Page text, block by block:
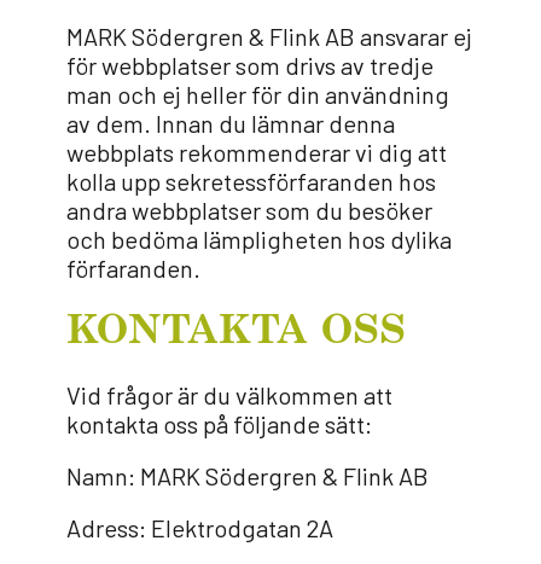
MARK Södergren & Flink AB ansvarar ej
för webbplatser som drivs av tredje
man och ej heller för din användning
av dem. Innan du lämnar denna
webbplats rekommenderar vi dig att
kolla upp sekretessförfaranden hos
andra webbplatser som du besöker
och bedöma lämpligheten hos dylika
förfaranden.
KONTAKTA OSS
Vid frågor är du välkommen att
kontakta oss på följande sätt:
Namn: MARK Södergren & Flink AB
Adress: Elektrodgatan 2A